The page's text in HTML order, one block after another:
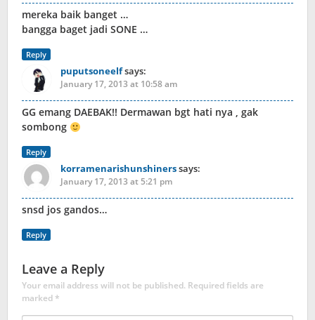
mereka baik banget …
bangga baget jadi SONE …
Reply
puputsoneelfsays:
January 17, 2013 at 10:58 am
GG emang DAEBAK!! Dermawan bgt hati nya , gak
sombong
Reply
korramenarishunshinerssays:
January 17, 2013 at 5:21 pm
snsd jos gandos…
Reply
Leave a Reply
Your email address will not be published. Required fields are
marked*